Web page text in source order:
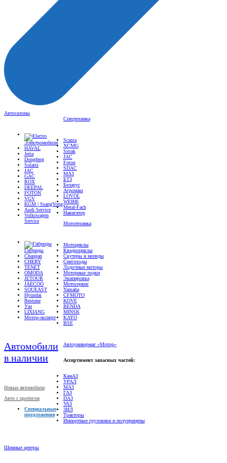
Автосалоны
Электромобили
HAVAL
Jetta
Dongfeng
Solaris
JAC
GAC
ROX
DEEPAL
FOTON
VGV
KGM | SsangYong
Audi Service
Volkswagen
Service
Гибриды
Changan
CHERY
TENET
OMODA
JETOUR
JAECOO
SOUEAST
Hyundai
Bestune
Уаз
LIXIANG
Мотор-эксперт
в наличии
Авто с пробегом
Специальные
предложения
XCMG
Sitrak
JAC
Foton
SDAC
МАЗ
БТЗ
Беларус
Агромаш
LOVOL
WEIHE
Metal-Fach
Навигатор
Мототехника
Квадроциклы
Скутеры и мопеды
Снегоходы
Лодочные моторы
Моторные лодки
Экипировка
Мотосервис
Yamaha
CFMOTO
KOVE
BENDA
MINSK
KAYO
BSE
УРАЛ
МАЗ
ГАЗ
ПАЗ
УАЗ
ЗИЛ
Тракторы
Импортные грузовики и полуприцепы